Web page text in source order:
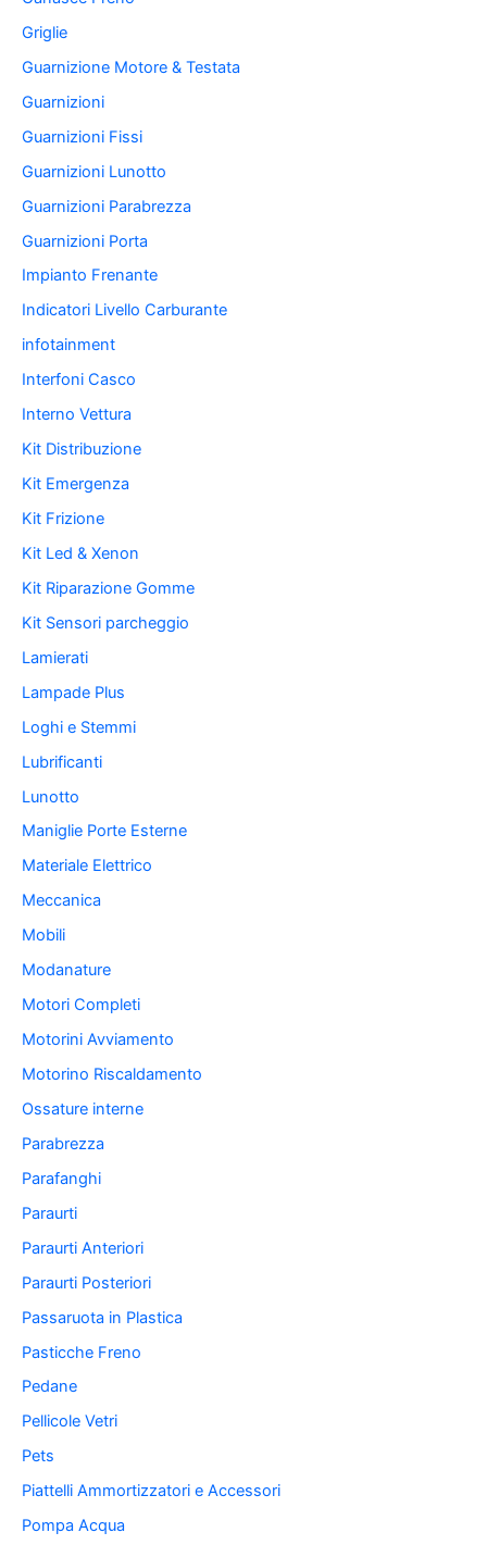
Griglie
Guarnizione Motore & Testata
Guarnizioni
Guarnizioni Fissi
Guarnizioni Lunotto
Guarnizioni Parabrezza
Guarnizioni Porta
Impianto Frenante
Indicatori Livello Carburante
infotainment
Interfoni Casco
Interno Vettura
Kit Distribuzione
Kit Emergenza
Kit Frizione
Kit Led & Xenon
Kit Riparazione Gomme
Kit Sensori parcheggio
Lamierati
Lampade Plus
Loghi e Stemmi
Lubrificanti
Lunotto
Maniglie Porte Esterne
Materiale Elettrico
Meccanica
Mobili
Modanature
Motori Completi
Motorini Avviamento
Motorino Riscaldamento
Ossature interne
Parabrezza
Parafanghi
Paraurti
Paraurti Anteriori
Paraurti Posteriori
Passaruota in Plastica
Pasticche Freno
Pedane
Pellicole Vetri
Pets
Piattelli Ammortizzatori e Accessori
Pompa Acqua